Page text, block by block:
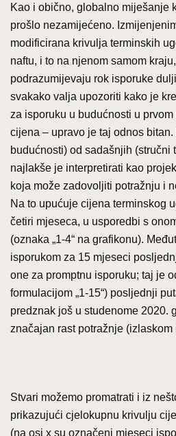
Kao i obično, globalno miješanje
prošlo nezamijećeno.
modificirana krivulja terminskih
naftu, i to na njenom samom
podrazumijevaju rok isporuke
svakako valja upozoriti kako je
za isporuku u budućnosti u
cijena – upravo je taj odnos
budućnosti) od sadašnjih (stručni
najlakše je interpretirati kao
koja može zadovoljiti potražnju i
Na to upućuje cijena terminskog
četiri mjeseca, u usporedbi s
(oznaka „1-4“ na grafikonu).
isporukom za 15 mjeseci
one za promptnu isporuku; taj je
formulacijom „1-15“) posljednji
predznak još u studenome 2020.
značajan rast potražnje (izlaskom
Stvari možemo promatrati i iz
prikazujući cjelokupnu krivulju
(na osi x su označeni mjeseci